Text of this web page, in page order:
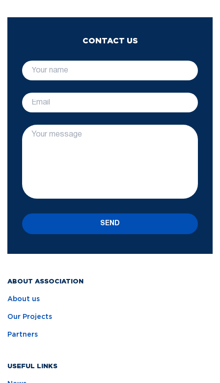
ABOUT ASSOCIATION
About us
Our Projects
Partners
USEFUL LINKS
CONTACT US
SEND